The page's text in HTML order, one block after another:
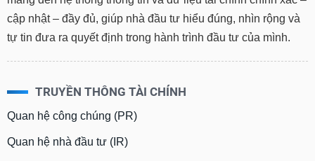
cập nhật – đầy đủ, giúp nhà đầu tư hiểu đúng, nhìn rộng và
tự tin đưa ra quyết định trong hành trình đầu tư của mình.
TRUYỀN THÔNG TÀI CHÍNH
Quan hệ công chúng (PR)
Quan hệ nhà đầu tư (IR)